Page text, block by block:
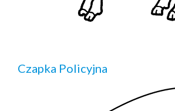
Czapka Policyjna